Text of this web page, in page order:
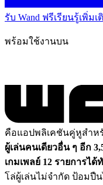
รับ Wand ฟรีเรียนรู้เพิ่มเ
พร้อมใช้งานบน
คือแอปพลิเคชันคู่หูสำห
ผู้เล่นคนเดียวอื่น ๆ อีก
เกมเพลย์ 12 รายการได้
โล่ผู้เล่นไม่จำกัด ป้อมปื